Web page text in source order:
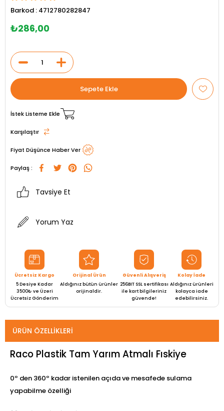
Barkod : 4712780282847
₺286,00
İstek Listeme Ekle
Karşılaştır
Fiyat Düşünce Haber Ver
Paylaş :
Tavsiye Et
Yorum Yaz
Ücretsiz Kargo
5 Desiye Kadar
3500₺ ve Üzeri
Ücretsiz Gönderim
Orijinal Ürün
Aldığınız bütün ürünler
orijinaldir.
Güvenli Alışveriş
256BIT SSL sertifikası
ile kart bilgileriniz
güvende!
Kolay İade
Aldığınız ürünleri
kolayca iade
edebilirsiniz.
ÜRÜN ÖZELLIKLERI
Raco Plastik Tam Yarım Atmalı Fıskiye
0º den 360º kadar istenilen açıda ve mesafede sulama
yapabilme özelliği